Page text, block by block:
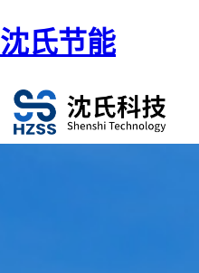
沈氏节能